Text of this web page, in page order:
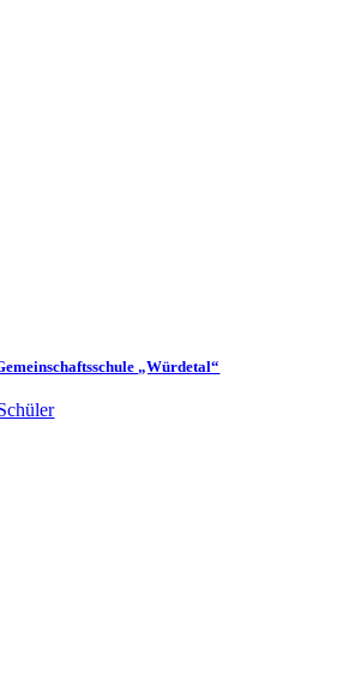
„Würdetal“